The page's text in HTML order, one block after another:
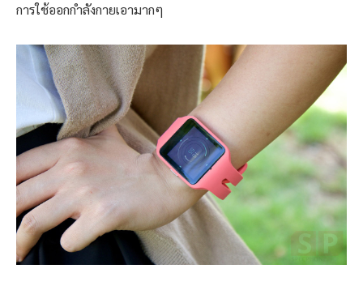
การใช้ออกกำลังกายเอามากๆ